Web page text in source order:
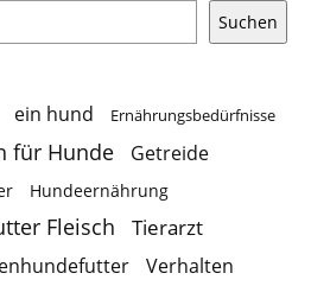
Suchen
ein hund Ernährungsbedürfnisse
für Hunde Getreide
Hundeernährung
Fleisch
Tierarzt
Verhalten